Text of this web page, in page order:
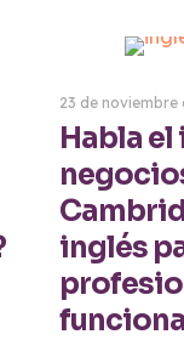
23 de noviembre
Habla
inglés